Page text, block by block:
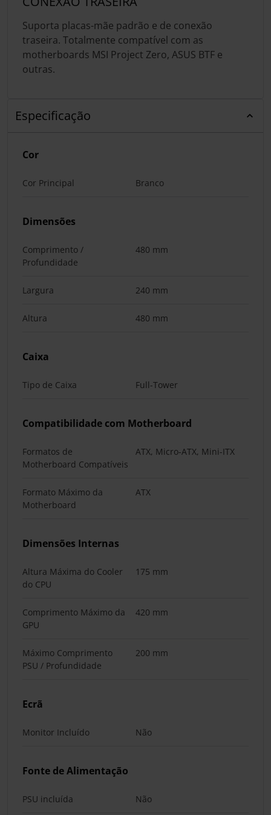
Suporta placas-mãe padrão e de conexão
traseira. Totalmente compatível com as
motherboards MSI Project Zero, ASUS BTF e
outras.
Especificação
Cor
Cor Principal Branco
Dimensões
Comprimento /
Profundidade
480 mm
Largura 240 mm
Altura 480 mm
Caixa
Tipo de Caixa Full-Tower
Compatibilidade com Motherboard
Formatos de
Motherboard Compatíveis
ATX, Micro-ATX, Mini-ITX
Formato Máximo da
Motherboard
ATX
Dimensões Internas
Altura Máxima do Cooler
do CPU
175 mm
Comprimento Máximo da
GPU
420 mm
Máximo Comprimento
PSU / Profundidade
200 mm
Ecrã
Monitor Incluído Não
Fonte de Alimentação
PSU incluída Não